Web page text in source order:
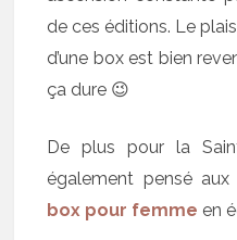
de ces éditions. Le
d’une box est bien
ça dure 😉
De plus pour la
également pensé
box pour femme en